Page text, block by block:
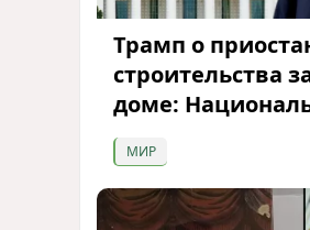
Трамп о
строительства
доме:
МИР